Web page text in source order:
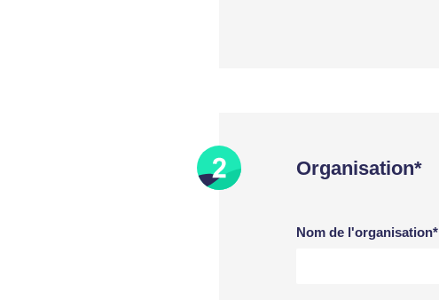
Organisation*
Nom de l'organisation*